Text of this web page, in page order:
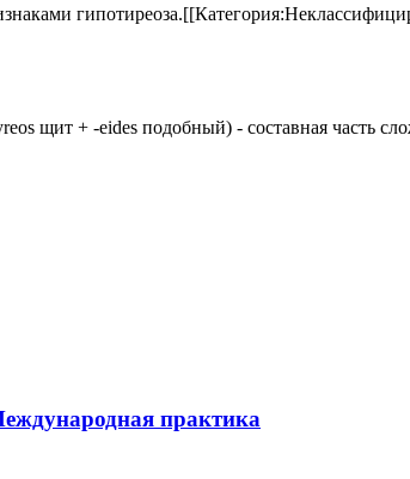
щит + -eides подобный) - составная часть
практика